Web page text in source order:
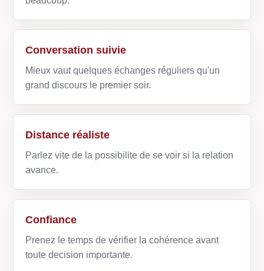
Conversation suivie
Mieux vaut quelques échanges réguliers qu'un
grand discours le premier soir.
Distance réaliste
Parlez vite de la possibilite de se voir si la relation
avance.
Confiance
Prenez le temps de vérifier la cohérence avant
toute decision importante.